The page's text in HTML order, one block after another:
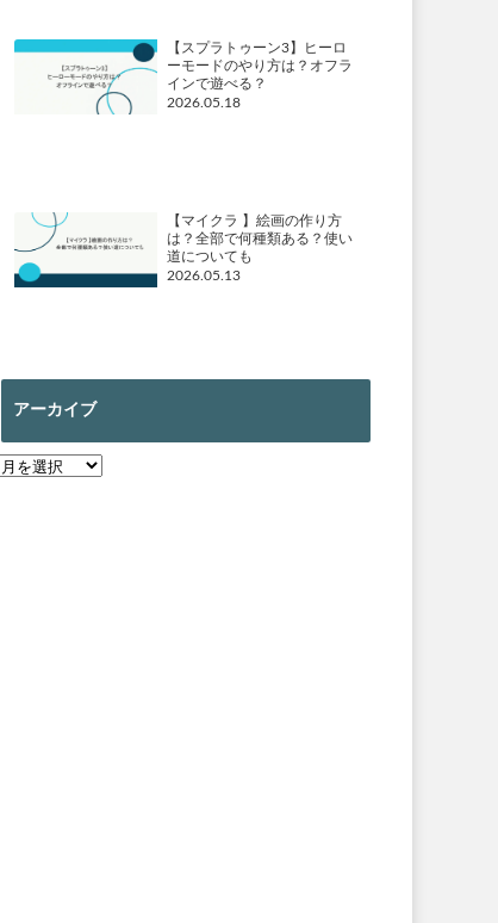
【スプラトゥーン3】ヒーロ
ーモードのやり方は？オフラ
インで遊べる？
2026.05.18
【マイクラ 】絵画の作り方
は？全部で何種類ある？使い
道についても
2026.05.13
アーカイブ
ア